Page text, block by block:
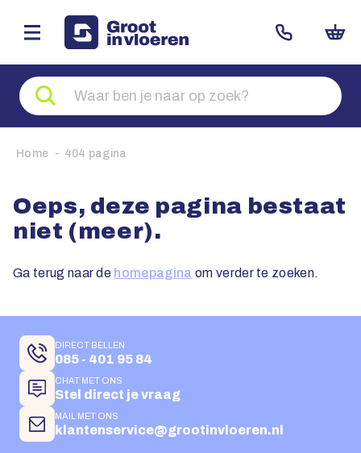
Zoeken
naar
producten
Home 404 pagina
Oeps, deze pagina bestaat
niet (meer).
Ga terug naar de homepagina om verder te zoeken.
DIRECT BELLEN
085 - 401 95 84
CHAT MET ONS
Stel direct je vraag
MAIL MET ONS
klantenservice@grootinvloeren.nl